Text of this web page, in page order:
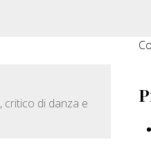
, critico di danza e